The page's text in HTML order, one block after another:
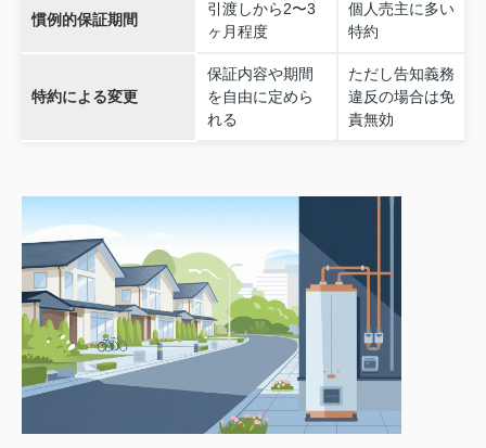
慣例的保証期間
引渡しから2〜3
ヶ月程度
個人売主に多い
特約
特約による変更
保証内容や期間
を自由に定めら
れる
ただし告知義務
違反の場合は免
責無効